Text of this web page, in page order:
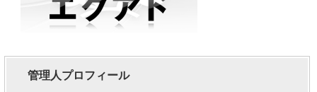
管理人プロフィール